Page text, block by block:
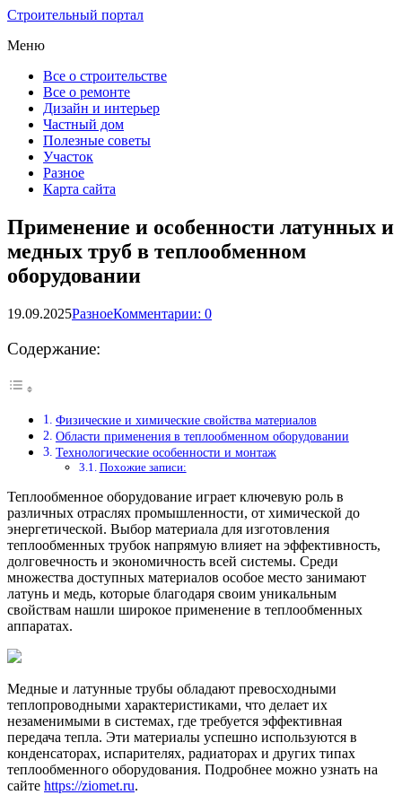
Строительный портал
Меню
Все о строительстве
Все о ремонте
Дизайн и интерьер
Частный дом
Полезные советы
Участок
Разное
Карта сайта
Применение и особенности латунных и
медных труб в теплообменном
оборудовании
19.09.2025РазноеКомментарии: 0
Содержание:
Физические и химические свойства материалов
Области применения в теплообменном оборудовании
Технологические особенности и монтаж
Похожие записи:
Теплообменное оборудование играет ключевую роль в
различных отраслях промышленности, от химической до
энергетической. Выбор материала для изготовления
теплообменных трубок напрямую влияет на эффективность,
долговечность и экономичность всей системы. Среди
множества доступных материалов особое место занимают
латунь и медь, которые благодаря своим уникальным
свойствам нашли широкое применение в теплообменных
аппаратах.
Медные и латунные трубы обладают превосходными
теплопроводными характеристиками, что делает их
незаменимыми в системах, где требуется эффективная
передача тепла. Эти материалы успешно используются в
конденсаторах, испарителях, радиаторах и других типах
теплообменного оборудования. Подробнее можно узнать на
сайте https://ziomet.ru.